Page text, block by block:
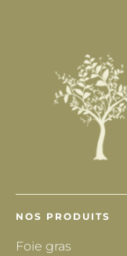
NOS PRODUITS
Foie gras